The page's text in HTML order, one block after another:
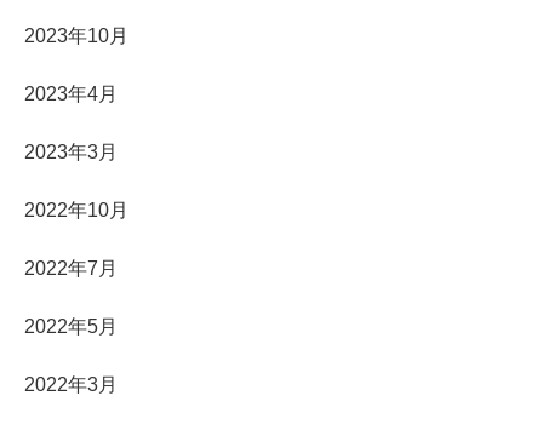
2023年10月
2023年4月
2023年3月
2022年10月
2022年7月
2022年5月
2022年3月